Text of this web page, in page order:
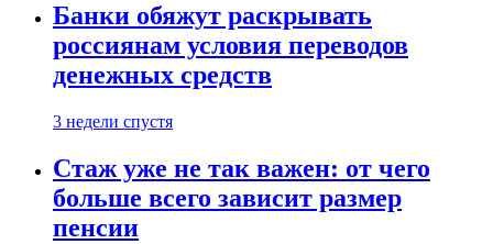
Банки обяжут раскрывать
россиянам условия переводов
денежных средств
3 недели спустя
Стаж уже не так важен: от чего
больше всего зависит размер
пенсии